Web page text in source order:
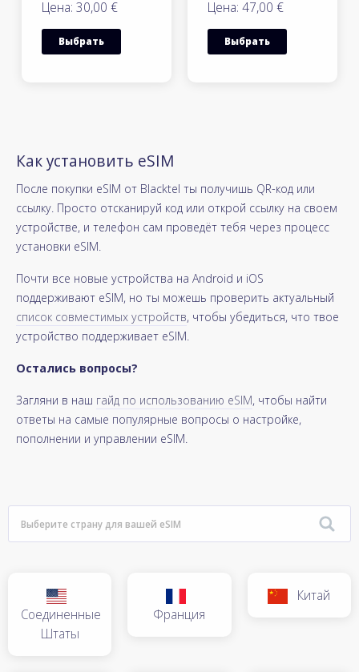
Цена: 30,00 €
Выбрать
Цена: 47,00 €
Выбрать
Как установить eSIM
После покупки eSIM от Blacktel ты получишь QR-код или
ссылку. Просто отсканируй код или открой ссылку на своем
устройстве, и телефон сам проведёт тебя через процесс
установки eSIM.
Почти все новые устройства на Android и iOS
поддерживают eSIM, но ты можешь проверить актуальный
список совместимых устройств, чтобы убедиться, что твое
устройство поддерживает eSIM.
Остались вопросы?
Загляни в наш гайд по использованию eSIM, чтобы найти
ответы на самые популярные вопросы о настройке,
пополнении и управлении eSIM.
Соединенные
Штаты
Франция
Китай